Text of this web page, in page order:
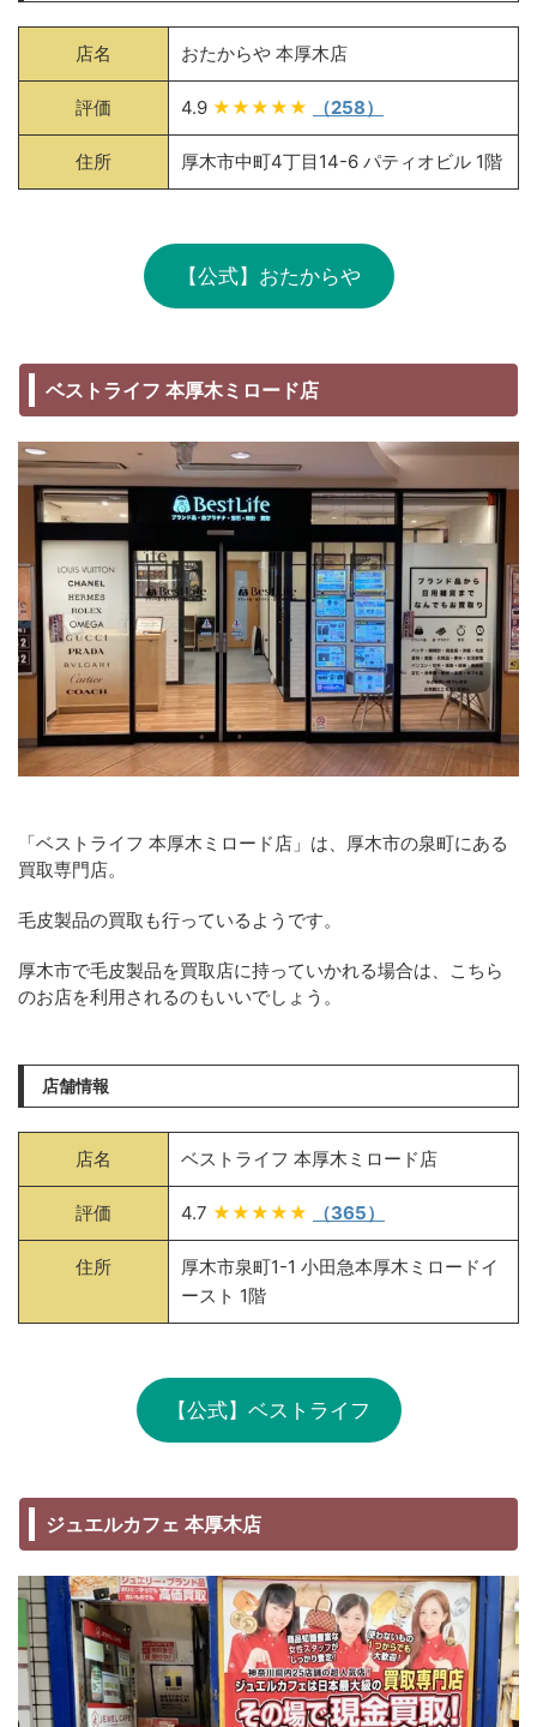
店名 おたからや 本厚木店
評価 4.9 ★★★★★ （258）
住所 厚木市中町4丁目14-6 パティオビル 1階
【公式】おたからや
ベストライフ 本厚木ミロード店
「ベストライフ 本厚木ミロード店」は、厚木市の泉町にある
買取専門店。
毛皮製品の買取も行っているようです。
厚木市で毛皮製品を買取店に持っていかれる場合は、こちら
のお店を利用されるのもいいでしょう。
店舗情報
店名 ベストライフ 本厚木ミロード店
評価 4.7 ★★★★★ （365）
住所
厚木市泉町1-1 小田急本厚木ミロードイ
ースト 1階
【公式】ベストライフ
ジュエルカフェ 本厚木店